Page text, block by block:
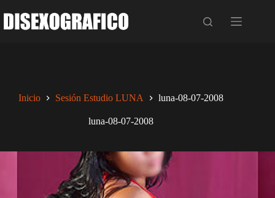
al
contenido
Inicio Sesión Estudio LUNA luna-08-07-2008
luna-08-07-2008